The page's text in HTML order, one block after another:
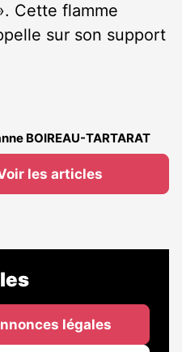
Cette flamme
sur son support
BOIREAU-TARTARAT
les articles
légales